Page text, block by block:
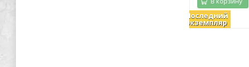
Последний
экземпляр
В наличии